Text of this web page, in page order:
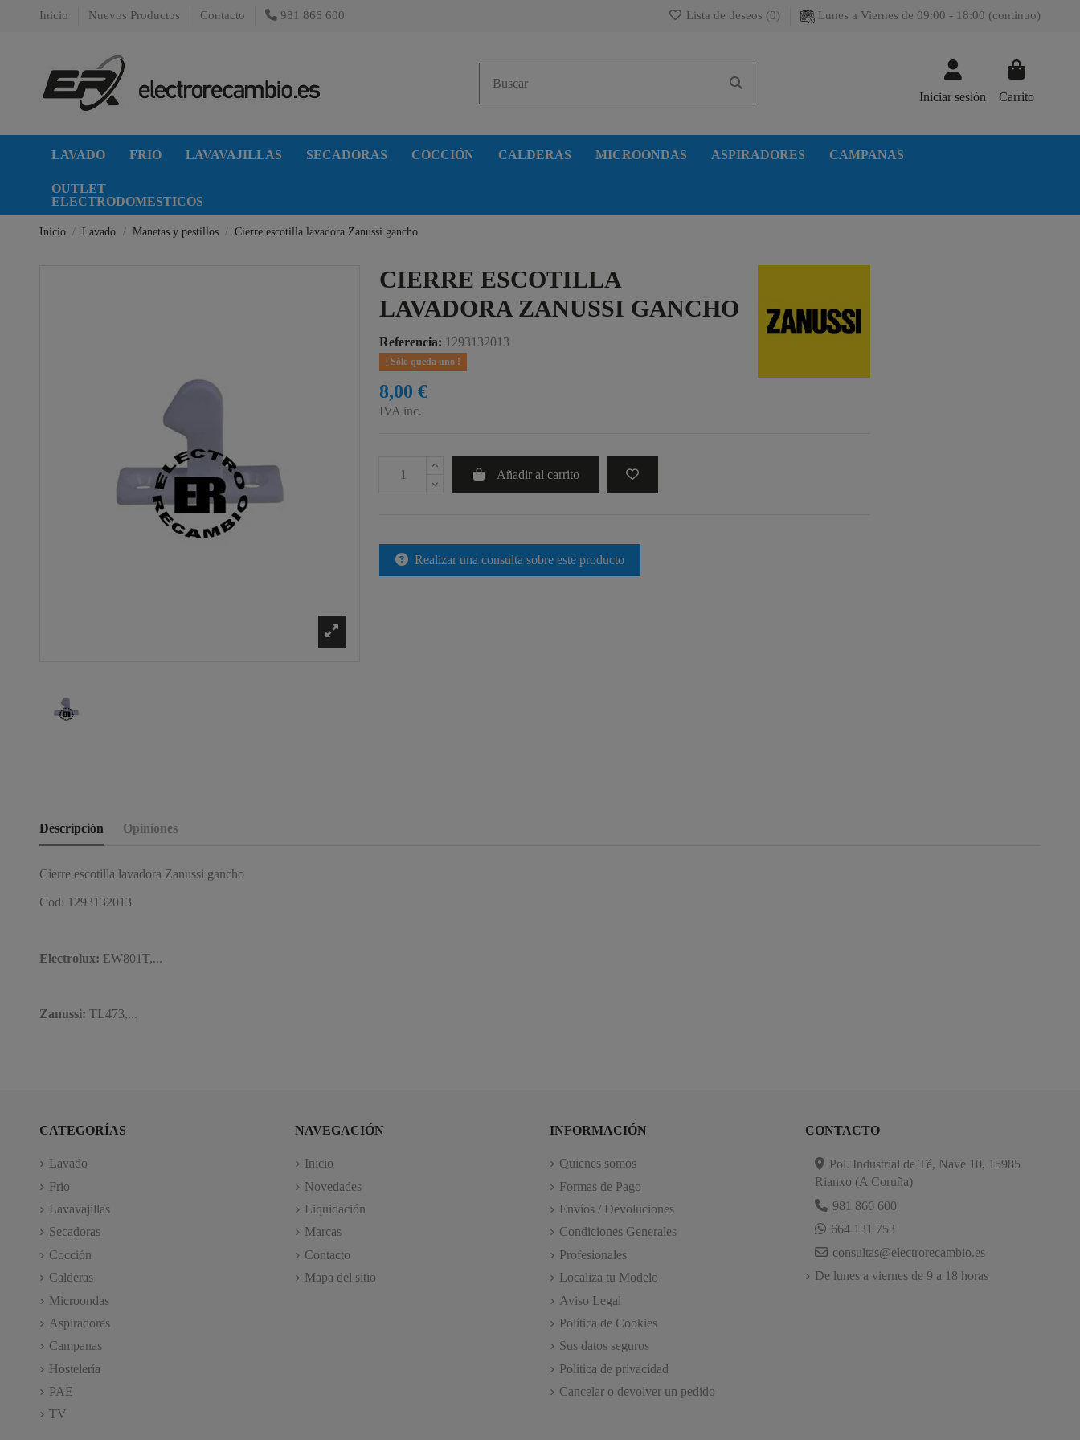
Inicio Nuevos Productos Contacto 981 866 600 Lista de deseos (0) Lunes a Viernes de 09:00 - 18:00 (continuo)
Iniciar sesión Carrito
LAVADO FRIO LAVAVAJILLAS SECADORAS COCCIÓN CALDERAS MICROONDAS ASPIRADORES CAMPANAS
OUTLET
ELECTRODOMESTICOS
Inicio Lavado Manetas y pestillos Cierre escotilla lavadora Zanussi gancho
CIERRE ESCOTILLA
LAVADORA ZANUSSI GANCHO
Referencia: 1293132013
Sólo queda uno !
8,00 €
IVA inc.
Añadir al carrito
Realizar una consulta sobre este producto
Descripción Opiniones
Cierre escotilla lavadora Zanussi gancho
Cod: 1293132013
Electrolux: EW801T,...
Zanussi: TL473,...
CATEGORÍAS
Lavado
Frio
Lavavajillas
Secadoras
Cocción
Calderas
Microondas
Aspiradores
Campanas
Hostelería
PAE
TV
NAVEGACIÓN
Inicio
Novedades
Liquidación
Marcas
Contacto
Mapa del sitio
INFORMACIÓN
Quienes somos
Formas de Pago
Envíos / Devoluciones
Condiciones Generales
Profesionales
Localiza tu Modelo
Aviso Legal
Política de Cookies
Sus datos seguros
Política de privacidad
Cancelar o devolver un pedido
CONTACTO
Pol. Industrial de Té, Nave 10, 15985
Rianxo (A Coruña)
981 866 600
664 131 753
consultas@electrorecambio.es
De lunes a viernes de 9 a 18 horas